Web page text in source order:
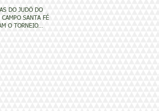
DO JUDÔ DO
CAMPO SANTA FÉ
O TORNEIO